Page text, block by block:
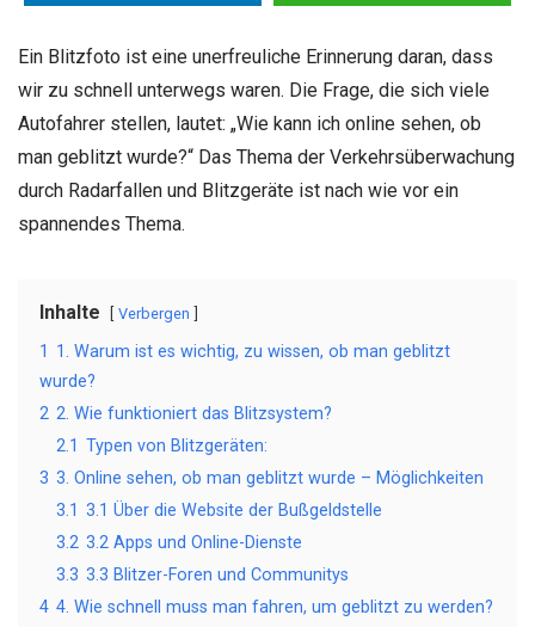
Ein Blitzfoto ist eine unerfreuliche Erinnerung daran, dass
wir zu schnell unterwegs waren. Die Frage, die sich viele
Autofahrer stellen, lautet: „Wie kann ich online sehen, ob
man geblitzt wurde?“ Das Thema der Verkehrsüberwachung
durch Radarfallen und Blitzgeräte ist nach wie vor ein
spannendes Thema.
Inhalte Verbergen
1 1. Warum ist es wichtig, zu wissen, ob man geblitzt
wurde?
2 2. Wie funktioniert das Blitzsystem?
2.1 Typen von Blitzgeräten:
3 3. Online sehen, ob man geblitzt wurde – Möglichkeiten
3.1 3.1 Über die Website der Bußgeldstelle
3.2 3.2 Apps und Online-Dienste
3.3 3.3 Blitzer-Foren und Communitys
4 4. Wie schnell muss man fahren, um geblitzt zu werden?